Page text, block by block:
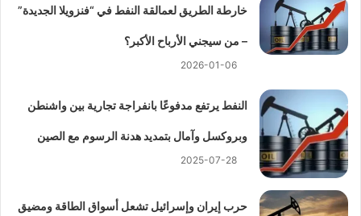
خارطة الطريق لعمالقة النفط في “فنزويلا الجديدة”
– من سيجني الأرباح الأكبر؟
2026-01-06
النفط يرتفع مدفوعًا بانفراجة تجارية بين واشنطن
وبروكسل وآمال بتمديد هدنة الرسوم مع الصين
2025-07-28
حرب إيران وإسرائيل تشعل أسواق الطاقة ومضيق